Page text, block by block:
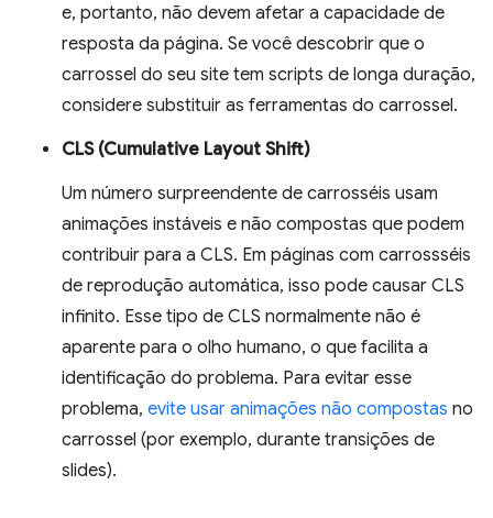
e, portanto, não devem afetar a capacidade de
resposta da página. Se você descobrir que o
carrossel do seu site tem scripts de longa duração,
considere substituir as ferramentas do carrossel.
CLS (Cumulative Layout Shift)
Um número surpreendente de carrosséis usam
animações instáveis e não compostas que podem
contribuir para a CLS. Em páginas com carrossséis
de reprodução automática, isso pode causar CLS
infinito. Esse tipo de CLS normalmente não é
aparente para o olho humano, o que facilita a
identificação do problema. Para evitar esse
problema, evite usar animações não compostas no
carrossel (por exemplo, durante transições de
slides).